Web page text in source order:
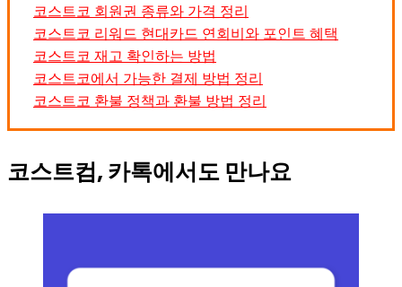
코스트코 회원권 종류와 가격 정리
코스트코 리워드 현대카드 연회비와 포인트 혜택
코스트코 재고 확인하는 방법
코스트코에서 가능한 결제 방법 정리
코스트코 환불 정책과 환불 방법 정리
코스트컴, 카톡에서도 만나요